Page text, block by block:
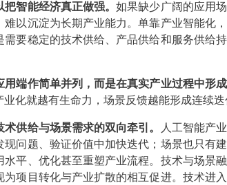
把智能经济真正做强。如果缺少广阔的应用
难以沉淀为长期产业能力。单靠产业智能化
要稳定的技术供给、产品供给和服务供给
端作简单并列，而是在真实产业过程中形
化就越有生命力，场景反馈越能形成连续迭
供给与场景需求的双向牵引。
人工智能产
问题、验证价值中加快迭代；场景也只有
平、优化甚至重塑产业流程。技术与场景
项目转化与产业扩散的相互促进。技术进